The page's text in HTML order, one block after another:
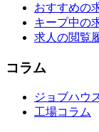
おすすめの
キープ中の
求人の閲覧
コラム
ジョブハウ
工場コラム